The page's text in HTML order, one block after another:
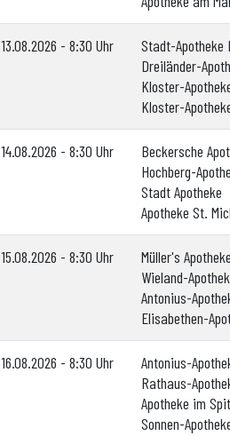
13.08.2026 - 8:30 Uhr
Stadt-Apotheke
Dreiländer-
Kloster-
Kloster-
14.08.2026 - 8:30 Uhr
Beckersche
Hochberg-
Stadt Apotheke
Apotheke St.
15.08.2026 - 8:30 Uhr
Müller's
Wieland-
Antonius-
Elisabethen-
16.08.2026 - 8:30 Uhr
Antonius-
Rathaus-
Apotheke im
Sonnen-